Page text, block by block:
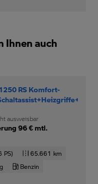
Ihnen auch
RS Komfort-
ausweisbar
96 € mtl.
PS)
65.661 km
Benzin